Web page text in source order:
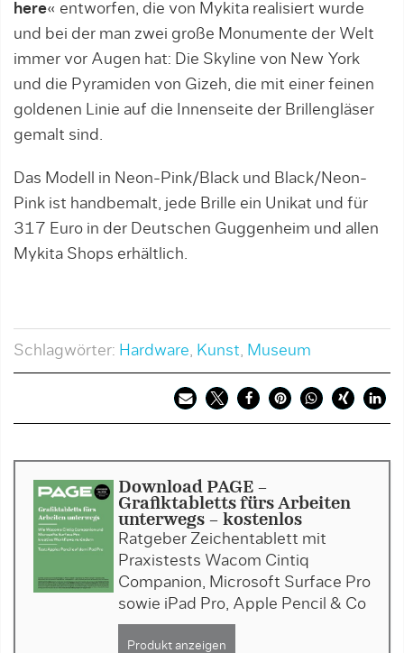
here« entworfen, die von Mykita realisiert wurde
und bei der man zwei große Monumente der Welt
immer vor Augen hat: Die Skyline von New York
und die Pyramiden von Gizeh, die mit einer feinen
goldenen Linie auf die Innenseite der Brillengläser
gemalt sind.
Das Modell in Neon-Pink/Black und Black/Neon-
Pink ist handbemalt, jede Brille ein Unikat und für
317 Euro in der Deutschen Guggenheim und allen
Mykita Shops erhältlich.
Schlagwörter: Hardware, Kunst, Museum
Download PAGE -
Grafiktabletts fürs Arbeiten
unterwegs - kostenlos
Ratgeber Zeichentablett mit
Praxistests Wacom Cintiq
Companion, Microsoft Surface Pro
sowie iPad Pro, Apple Pencil & Co
Produkt anzeigen